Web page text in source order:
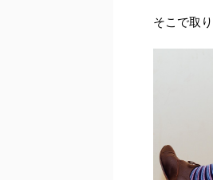
そこで取